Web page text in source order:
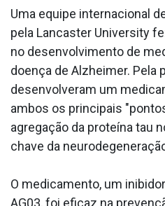
Uma equipe internacional
pela Lancaster University
no desenvolvimento de
doença de Alzheimer. Pela
desenvolveram um
ambos os principais
agregação da proteína tau
chave da
O medicamento, um
AG03, foi eficaz na